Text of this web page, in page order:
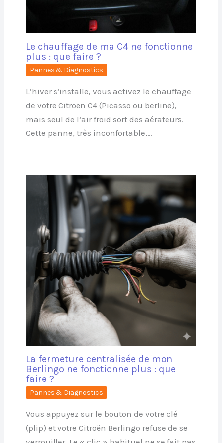
Le chauffage de ma C4 ne fonctionne
plus : que faire ?
Pannes & Diagnostics
L’hiver s’installe, vous activez le chauffage
de votre Citroën C4 (Picasso ou berline),
mais seul de l’air froid sort des aérateurs.
Cette panne, très inconfortable,…
La fermeture centralisée de mon
Berlingo ne fonctionne plus : que
faire ?
Pannes & Diagnostics
Vous appuyez sur le bouton de votre clé
(plip) et votre Citroën Berlingo refuse de se